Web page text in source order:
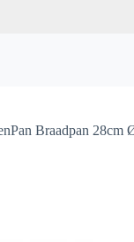
Braadpan 28cm